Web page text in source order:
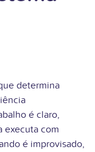
determina
é claro,
executa com
é improvisado,